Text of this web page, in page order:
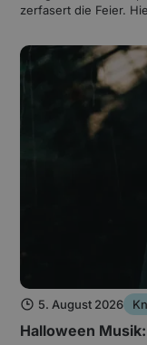
zerfasert die Feier.
nd Technik.
5. August 2026
Halloween